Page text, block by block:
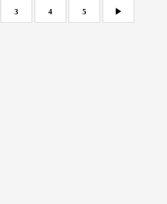
3 4 5 ▶